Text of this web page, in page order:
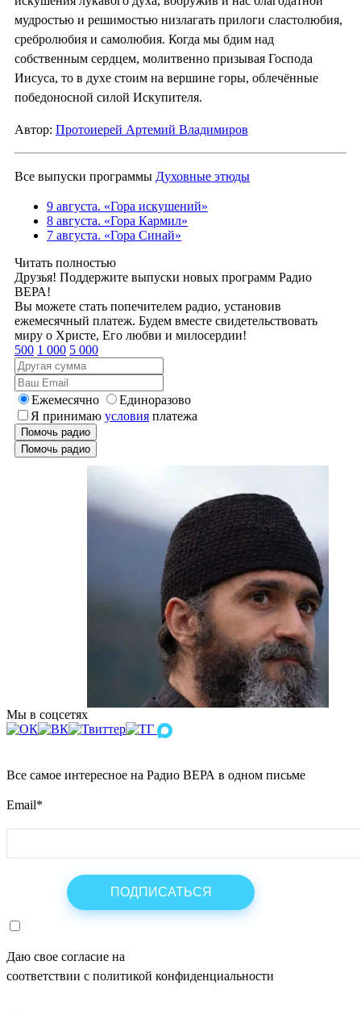
мудростью и решимостью низлагать прилоги сластолюбия,
сребролюбия и самолюбия. Когда мы бдим над
собственным сердцем, молитвенно призывая Господа
Иисуса, то в духе стоим на вершине горы, облечённые
победоносной силой Искупителя.
Автор: Протоиерей Артемий Владимиров
Все выпуски программы Духовные этюды
9 августа. «Гора искушений»
8 августа. «Гора Кармил»
7 августа. «Гора Синай»
Читать полностью
Друзья! Поддержите выпуски новых программ Радио
ВЕРА!
Вы можете стать попечителем радио, установив
ежемесячный платеж. Будем вместе свидетельствовать
миру о Христе, Его любви и милосердии!
500 1 000 5 000
Ежемесячно
Единоразово
Я принимаю условия платежа
Помочь радио
Помочь радио
Мы в соцсетях
Все самое интересное на Радио ВЕРА в одном письме
Email*
Даю свое согласие на
соответствии с политикой конфиденциальности